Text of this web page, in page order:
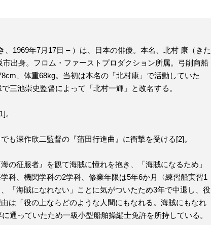
、1969年7月17日 – ）は、日本の俳優。本名、北村 康（きた
出身。フロム・ファーストプロダクション所属。弓削商船
、体重68kg。当初は本名の「北村康」で活動していた
三池崇史監督によって「北村一輝」と改名する。
。
も深作欣二監督の『蒲田行進曲』に衝撃を受ける[2]。
の征服者』を観て海賊に憧れを抱き、「海賊になるため」
科、機関学科の2学科、修業年限は5年6か月〈練習船実習1
「海賊になれない」ことに気がついたため3年で中退し、役
は「役の上ならどのような人間にもなれる。海賊にもなれ
通っていたため一級小型船舶操縦士免許を所持している。